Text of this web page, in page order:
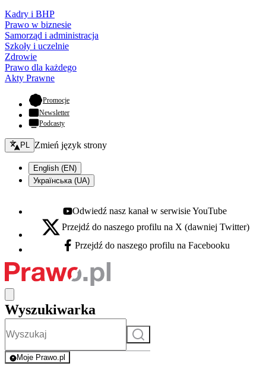
Kadry i BHP
Prawo w biznesie
Samorząd i administracja
Szkoły i uczelnie
Zdrowie
Prawo dla każdego
Akty Prawne
Promocje- otwiera się w nowej karcie
Newsletter
Podcasty
Zmień język - bieżący:
PL Zmień język strony
English (EN)
Українська (UA)
Youtube - otwiera się w nowej karcie
Odwiedź nasz kanał w serwisie YouTube
X - otwiera się w nowej karcie
Przejdź do naszego profilu na X (dawniej Twitter)
Facebook - otwiera się w nowej karcie
Przejdź do naszego profilu na Facebooku
Wyszukiwarka
Szukaj
Moje Prawo.pl
- rejestracja i logowanie do serwisu